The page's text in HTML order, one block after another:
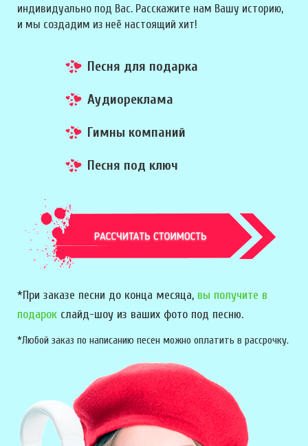
индивидуально под Вас. Расскажите нам Вашу историю,
и мы создадим из неё настоящий хит!
Песня для подарка
Аудиореклама
Гимны компаний
Песня под ключ
*При заказе песни до конца месяца, вы получите в
подарок слайд-шоу из ваших фото под песню.
*Любой заказ по написанию песен можно оплатить в рассрочку.